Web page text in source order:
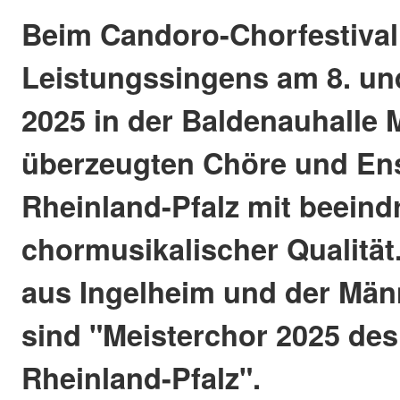
Beim Candoro-
Leistungssingens am 8.
2025 in der Baldenauhalle
überzeugten Chöre und
Rheinland-Pfalz mit
chormusikalischer
aus Ingelheim und der
sind "Meisterchor 2025
Rheinland-Pfalz".